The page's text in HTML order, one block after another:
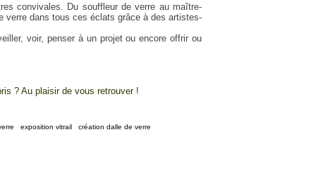
convivales. Du souffleur de verre au maître-
verre dans tous ces éclats grâce à des artistes-
voir, penser à un projet ou encore offrir ou
? Au plaisir de vous retrouver !
exposition vitrail création dalle de verre